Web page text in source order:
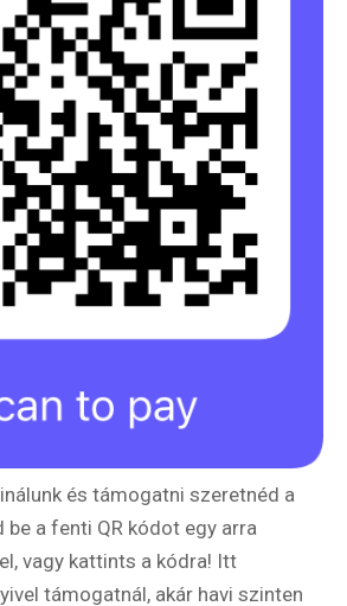
és támogatni szeretnéd a
be a fenti QR kódot egy arra
vagy kattints a kódra! Itt
támogatnál, akár havi szinten